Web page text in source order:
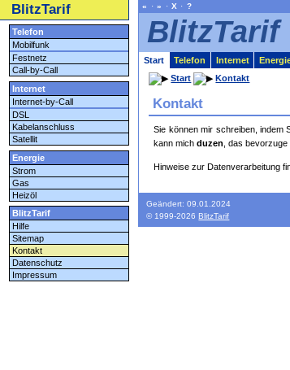
Kontakt
Sie können mir schreiben, indem
kann michduzen , das
Hinweise zur Datenverarbeitung
BlitzTarif
Telefon
Mobilfunk
Festnetz
Call-by-Call
Internet
Internet-by-Call
DSL
Kabelanschluss
Satellit
Energie
Strom
Gas
Heizöl
BlitzTarif
Hilfe
Sitemap
Kontakt
Datenschutz
Impressum
« · » · X · ?
BlitzTarif
Start Telefon Internet
Start
Kontakt
Geändert: 09.01.2024
© 1999-2026BlitzTarif